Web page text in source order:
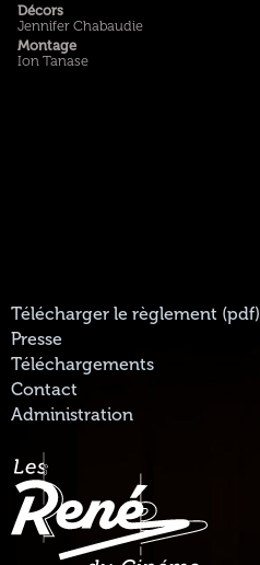
Décors
Jennifer Chabaudie
Montage
Ion Tanase
Télécharger le règlement (pdf)
Presse
Téléchargements
Contact
Administration